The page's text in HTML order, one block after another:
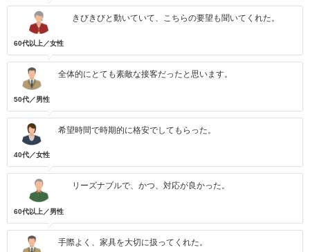
60代以上／女性
きびきびと動いていて、こちらの要望も聞いてくれた。
50代／男性
全体的にとても素敵な接客だったと思います。
40代／女性
希望時間で時期的に格安でしてもらった。
60代以上／男性
リーズナブルで、かつ、対応が良かった。
手際よく、家具を大切に扱ってくれた。